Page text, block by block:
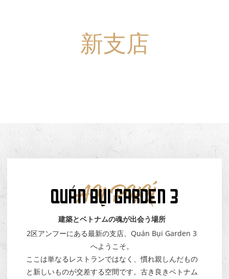
新支店
AN PHÚ
QUÁN BỤI GARDEN 3
建築とベトナムの魂が出会う場所
2区アンフーにある最新の支店、Quán Bụi Garden 3
へようこそ。
ここは単なるレストランではなく、慣れ親しんだもの
と新しいものが交差する空間です。古き良きベトナム